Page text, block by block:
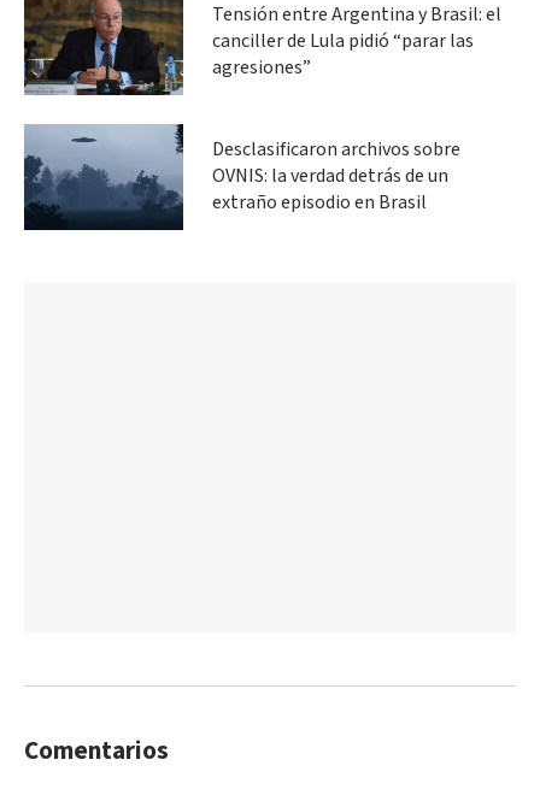
Tensión entre Argentina y Brasil: el
canciller de Lula pidió “parar las
agresiones”
Desclasificaron archivos sobre
OVNIS: la verdad detrás de un
extraño episodio en Brasil
Comentarios